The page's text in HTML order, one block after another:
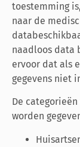
toestemming
naar de
naadloos data
ervoor dat als
gegevens niet
De
worden